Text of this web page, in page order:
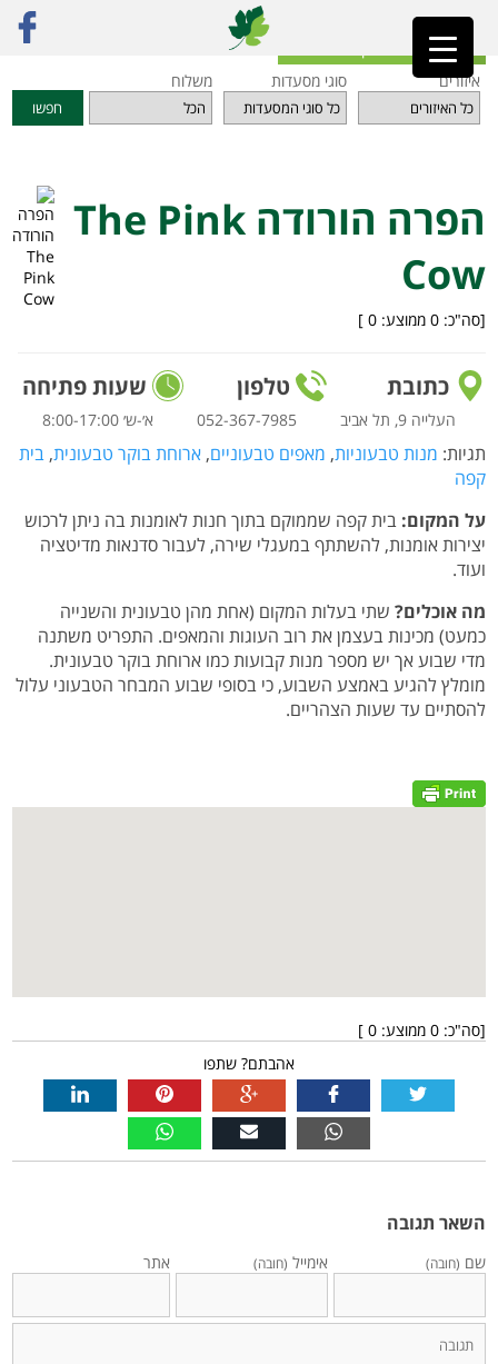
ראשי»מסעדות הפרה הורודה The Pink Cow
חזרה לאינדקס המסעדות
איזורים
סוגי מסעדות משלוח
חפשו
הפרה הורודה The Pink
Cow
[סה"כ: 0 ממוצע: 0
]
כתובת
העלייה 9, תל אביב
טלפון שעות פתיחה
א׳-ש׳ 8:00-17:00
תגיות: מנות טבעוניות, מאפים טבעוניים, ארוחת בוקר טבעונית, בית
קפה
על המקום: בית קפה שממוקם בתוך חנות לאומנות בה ניתן לרכוש
יצירות אומנות, להשתתף במעגלי שירה, לעבור סדנאות מדיטציה
ועוד.
מה אוכלים? שתי בעלות המקום (אחת מהן טבעונית והשנייה
כמעט) מכינות בעצמן את רוב העוגות והמאפים. התפריט משתנה
מדי שבוע אך יש מספר מנות קבועות כמו ארוחת בוקר טבעונית.
מומלץ להגיע באמצע השבוע, כי בסופי שבוע המבחר הטבעוני עלול
להסתיים עד שעות הצהריים.
[סה"כ: 0 ממוצע: 0
]
אהבתם? שתפו
השאר תגובה
שם (חובה) אימייל (חובה) אתר